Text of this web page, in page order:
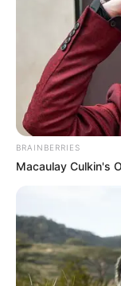
BRAINBERRIES
Macaulay Culkin's